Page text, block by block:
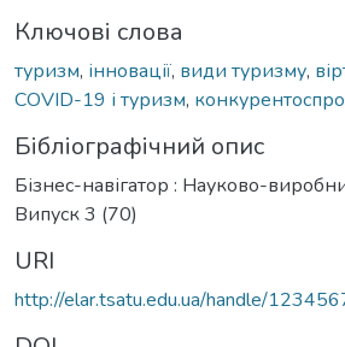
Ключові слова
туризм, інновації, види туризму,
COVID-19 і туризм,
Бібліографічний опис
Бізнес-навігатор : Науково-
Випуск 3 (70)
URI
http://elar.tsatu.edu.ua/handle/